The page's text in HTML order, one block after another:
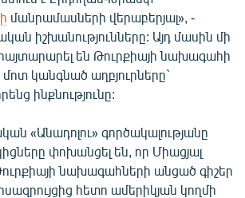
մանրամասների վերաբերյալ», -
իշխանությունները: Այդ մասին մի
են Թուրքիայի նախագահի
կանգնած աղբյուրները`
ինքնությունը:
«Անադոլու» գործակալությանը
փոխանցել են, որ Միացյալ
նախագահների անցած գիշեր
հետո ամերիկյան կողմի